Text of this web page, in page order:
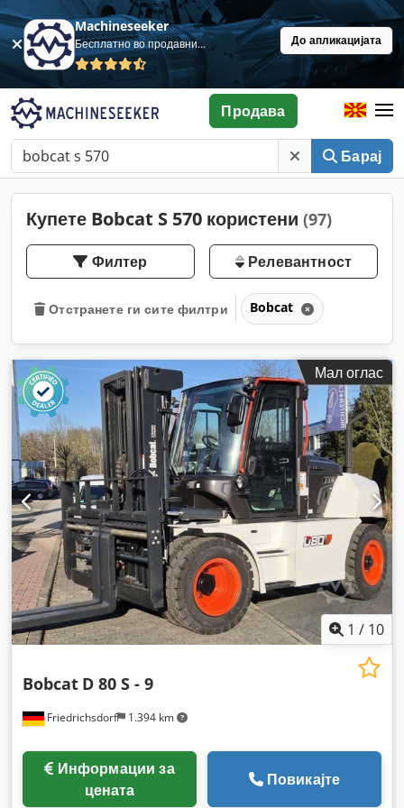
Machineseeker
Бесплатно во продавница До апликацијата
Барај
Продава
Купете Bobcat S 570 користени (97)
Филтер Релевантност
Отстранете ги сите филтри Bobcat
Мал оглас
1 / 10
Friedrichsdorf 1.394 km
Bobcat D 80 S - 9
цената
Повикајте